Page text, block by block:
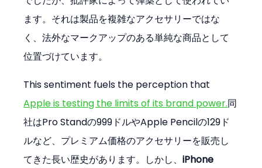
ます。それは製品を複雑なアクセサリーではな
く、法外なマークアップのある単純な商品として
位置づけています。
This sentiment fuels the perception that
Apple is testing the limits of its brand power.同
社はPro Standの999ドルやApple Pencilの129ド
ルなど、プレミアム価格のアクセサリーを販売し
てきた長い歴史があります。しかし、iPhone